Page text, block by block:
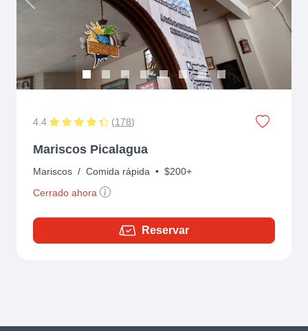
Previous Next
4.4 (178)
Mariscos Picalagua
Mariscos / Comida rápida • $200+
Cerrado ahora
Reservar